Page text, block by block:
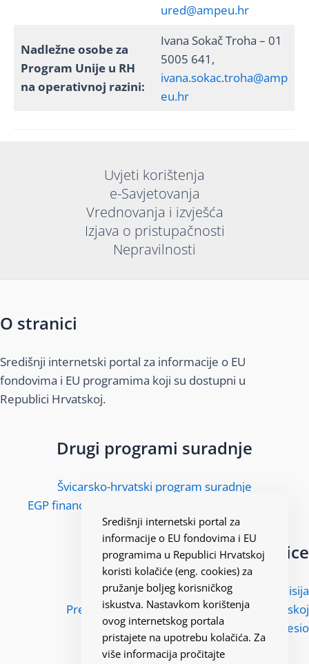
ured@ampeu.hr
Nadležne osobe za
Program Unije u RH
na operativnoj razini:
Ivana Sokač Troha – 01
5005 641,
ivana.sokac.troha@amp
eu.hr
Uvjeti korištenja
e-Savjetovanja
Vrednovanja i izvješća
Izjava o pristupačnosti
Nepravilnosti
O stranici
Središnji internetski portal za informacije o EU
fondovima i EU programima koji su dostupni u
Republici Hrvatskoj.
Drugi programi suradnje
Švicarsko-hrvatski program suradnje
EGP financijski mehanizam i Norveški financijski
mehanizam
Korisne poveznice
Europska komisija
Predstavništvo Europske komisije u Hrvatskoj
Kohesio
Središnji internetski portal za
informacije o EU fondovima i EU
programima u Republici Hrvatskoj
koristi kolačiće (eng. cookies) za
pružanje boljeg korisničkog
iskustva. Nastavkom korištenja
ovog internetskog portala
pristajete na upotrebu kolačića. Za
više informacija pročitajte